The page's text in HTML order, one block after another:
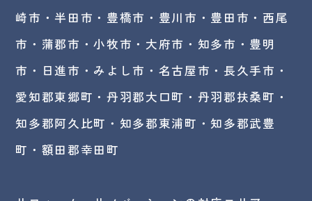
崎市 ・半田市・豊橋市・豊川市・豊田市・西尾
市・蒲郡市・小牧市・大府市・知多市・豊明
市・日進市・みよし市・ 名古屋市 ・長久手市・
愛知郡東郷町・丹羽郡大口町・丹羽郡扶桑町・
知多郡阿久比町・知多郡東浦町・知多郡武豊
町・額田郡幸田町